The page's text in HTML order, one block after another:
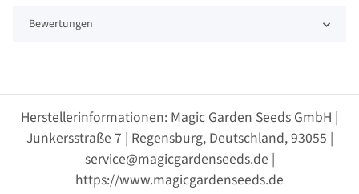
Bewertungen
Herstellerinformationen: Magic Garden Seeds GmbH |
Junkersstraße 7 | Regensburg, Deutschland, 93055 |
service@magicgardenseeds.de |
https://www.magicgardenseeds.de